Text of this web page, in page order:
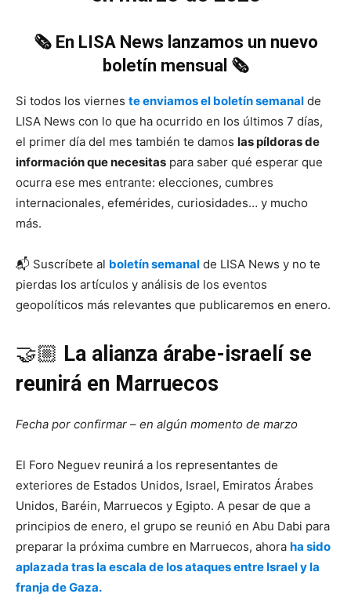
🗞️ En LISA News lanzamos un nuevo
boletín mensual 🗞️
Si todos los viernes te enviamos el boletín semanal de
LISA News con lo que ha ocurrido en los últimos 7 días,
el primer día del mes también te damos las píldoras de
información que necesitas para saber qué esperar que
ocurra ese mes entrante: elecciones, cumbres
internacionales, efemérides, curiosidades… y mucho
más.
📬 Suscríbete al boletín semanal de LISA News y no te
pierdas los artículos y análisis de los eventos
geopolíticos más relevantes que publicaremos en enero.
🤝🏼 La alianza árabe-israelí se
reunirá en Marruecos
Fecha por confirmar – en algún momento de marzo
El Foro Neguev reunirá a los representantes de
exteriores de Estados Unidos, Israel, Emiratos Árabes
Unidos, Baréin, Marruecos y Egipto. A pesar de que a
principios de enero, el grupo se reunió en Abu Dabi para
preparar la próxima cumbre en Marruecos, ahora ha sido
aplazada tras la escala de los ataques entre Israel y la
franja de Gaza.